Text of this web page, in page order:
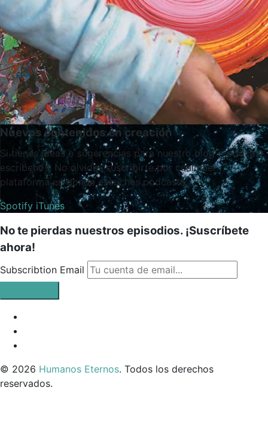
Nuevos contenidos en creación
Si tienes ideas o sugerencias para nuestro blog o podcast,
escríbenos. No olvides suscribirte por cualquier
plataforma en donde escuches podcasts.
Spotify iTunes
No te pierdas nuestros episodios. ¡Suscríbete
ahora!
Subscribtion Email
© 2026 Humanos Eternos. Todos los derechos
reservados.